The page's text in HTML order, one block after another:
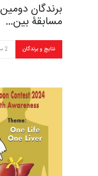
برندگان دومین
مسابقۀ بین…
نتایج و برندگان 2 سال قبل